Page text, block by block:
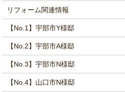
リフォーム関連情報
【No.1】宇部市Y様邸
【No.2】宇部市A様邸
【No.3】宇部市N様邸
【No.4】山口市N様邸